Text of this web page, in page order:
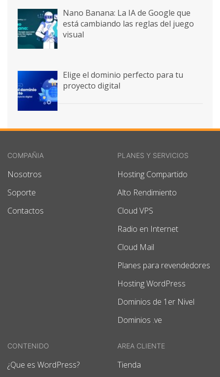
Nano Banana: La IA de Google que
está cambiando las reglas del juego
visual
Elige el dominio perfecto para tu
proyecto digital
COMPAÑIA
Nosotros
Soporte
Contactos
PLANES Y SERVICIOS
Hosting Compartido
Alto Rendimiento
Cloud VPS
Radio en Internet
Cloud Mail
Planes para revendedores
Hosting WordPress
Dominios de 1er Nivel
Dominios .ve
CONTENIDO
¿Que es WordPress?
AREA CLIENTE
Tienda